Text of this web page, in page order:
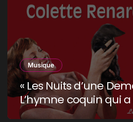
Musique
« Les Nuits d’une
L’hymne coquin qui
censure !